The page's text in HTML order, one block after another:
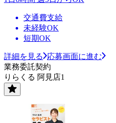
交通費支給
未経験OK
短期OK
詳細を見る
応募画面に進む
業務委託契約
りらくる 阿見店1